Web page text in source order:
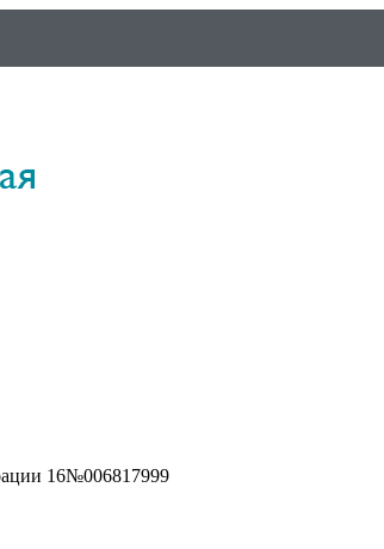
16№006817999